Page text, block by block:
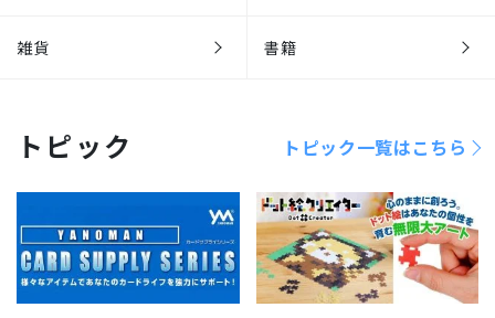
雑貨 書籍
トピック トピック一覧はこちら